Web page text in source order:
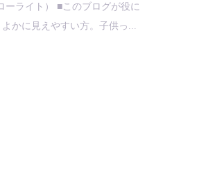
ーライト） ■このブログが役に
かに見えやすい方。子供っ...